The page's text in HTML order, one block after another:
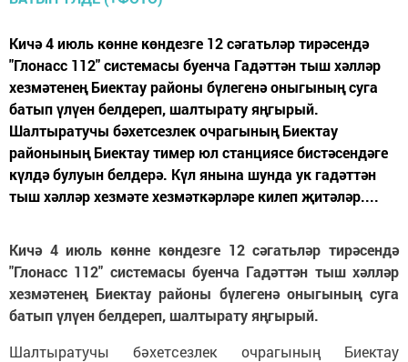
Кичә 4 июль көнне көндезге 12 сәгатьләр тирәсендә
"Глонасс 112" системасы буенча Гадәттән тыш хәлләр
хезмәтенең Биектау районы бүлегенә оныгының суга
батып үлүен белдереп, шалтырату яңгырый.
Шалтыратучы бәхетсезлек очрагының Биектау
районының Биектау тимер юл станциясе бистәсендәге
күлдә булуын белдерә. Күл янына шунда ук гадәттән
тыш хәлләр хезмәте хезмәткәрләре килеп җитәләр....
Кичә 4 июль көнне көндезге 12 сәгатьләр тирәсендә
"Глонасс 112" системасы буенча Гадәттән тыш хәлләр
хезмәтенең Биектау районы бүлегенә оныгының суга
батып үлүен белдереп, шалтырату яңгырый.
Шалтыратучы бәхетсезлек очрагының Биектау